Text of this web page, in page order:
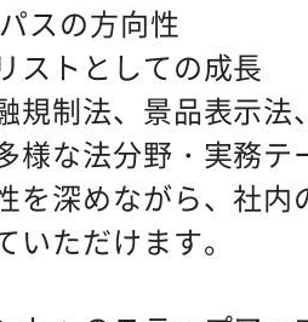
スの方向性
ストとしての成長
規制法、景品表示法
様な法分野・実務
を深めながら、社
いただけます。